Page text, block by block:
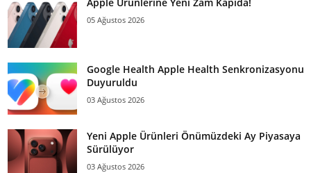
05 Ağustos 2026
Google Health Apple Health Senkronizasyonu
Duyuruldu
03 Ağustos 2026
Yeni Apple Ürünleri Önümüzdeki Ay Piyasaya
Sürülüyor
03 Ağustos 2026